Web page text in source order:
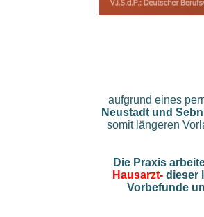
aufgrund eines
Neustadt und
somit längeren
Die Praxis
Hausarzt-dieser
Vorbefunde